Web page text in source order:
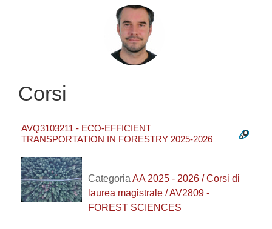
Corsi
AVQ3103211 - ECO-EFFICIENT
TRANSPORTATION IN FORESTRY 2025-2026
Categoria AA 2025 - 2026 / Corsi di
laurea magistrale / AV2809 -
FOREST SCIENCES